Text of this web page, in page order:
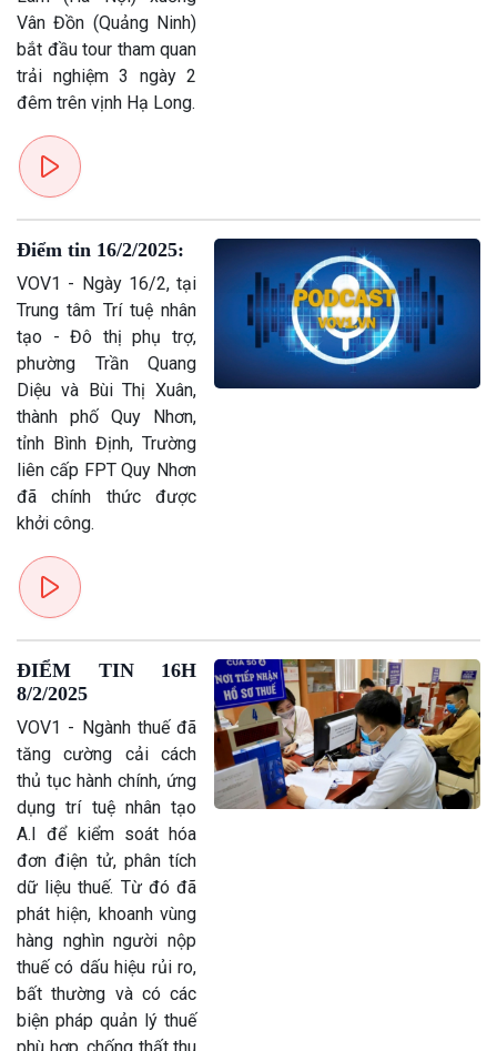
Kinh tế
Tin Kinh tế
Trước giờ mở cửa
Dòng chảy Kinh tế
Khởi nghiệp
Tuyên chiến với gian lận
Tâm tình biên giới và hải
đảo
Tìm hiểu biển, đảo Việt
Nam
Vân Đồn (Quảng Ninh)
bắt đầu tour tham quan
trải nghiệm 3 ngày 2
đêm trên vịnh Hạ Long.
Điểm tin 16/2/2025:
VOV1 - Ngày 16/2, tại
Trung tâm Trí tuệ nhân
tạo - Đô thị phụ trợ,
phường Trần Quang
Diệu và Bùi Thị Xuân,
thành phố Quy Nhơn,
tỉnh Bình Định, Trường
liên cấp FPT Quy Nhơn
đã chính thức được
khởi công.
ĐIỂM TIN 16H
8/2/2025
VOV1 - Ngành thuế đã
tăng cường cải cách
thủ tục hành chính, ứng
dụng trí tuệ nhân tạo
A.I để kiểm soát hóa
đơn điện tử, phân tích
dữ liệu thuế. Từ đó đã
phát hiện, khoanh vùng
hàng nghìn người nộp
thuế có dấu hiệu rủi ro,
bất thường và có các
biện pháp quản lý thuế